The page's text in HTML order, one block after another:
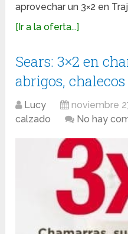
aprovechar un 3×2 en
[Ir a la oferta...]
Sears: 3×2 en
abrigos,
Lucy noviembre
calzado
No hay